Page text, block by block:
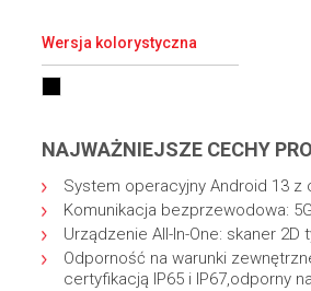
Wersja kolorystyczna
NAJWAŻNIEJSZE CECHY
System operacyjny Android 13 z
Komunikacja bezprzewodowa:
Urządzenie All-In-One: skaner
Odporność na warunki
certyfikacją IP65 i IP67,odporny